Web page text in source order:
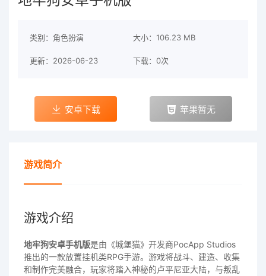
类别：角色扮演 大小：106.23 MB
更新：2026-06-23 下载：0次
安卓下载 苹果暂无
游戏简介
游戏介绍
地牢狗安卓手机版是由《城堡猫》开发商PocApp Studios
推出的一款放置挂机类RPG手游。游戏将战斗、建造、收集
和制作完美融合，玩家将踏入神秘的卢平尼亚大陆，与叛乱